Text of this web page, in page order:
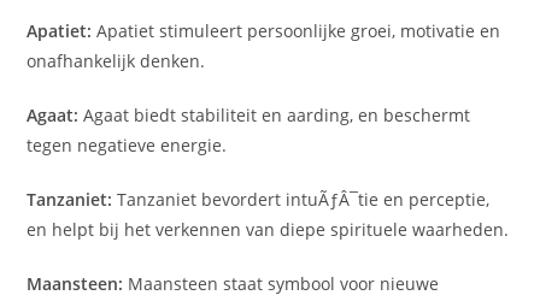
Apatiet: Apatiet stimuleert persoonlijke groei, motivatie en
onafhankelijk denken.
Agaat: Agaat biedt stabiliteit en aarding, en beschermt
tegen negatieve energie.
Tanzaniet: Tanzaniet bevordert intuÃƒÂ¯tie en perceptie,
en helpt bij het verkennen van diepe spirituele waarheden.
Maansteen: Maansteen staat symbool voor nieuwe